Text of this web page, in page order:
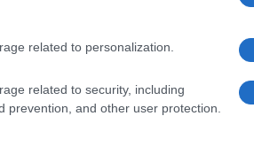
related to personalization.
related to security, including
prevention, and other user protection.